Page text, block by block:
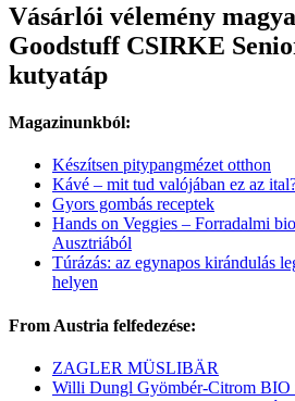
Vásárlói vélemény
Goodstuff CSIRKE
kutyatáp
Magazinunkból:
Készítsen pitypangmézet otthon
Kávé – mit tud valójában ez az
Gyors gombás receptek
Hands on Veggies – Forradalmi
Ausztriából
Túrázás: az egynapos kirándulás
helyen
From Austria felfedezése:
ZAGLER MÜSLIBÄR
Willi Dungl Gyömbér-Citrom BIO